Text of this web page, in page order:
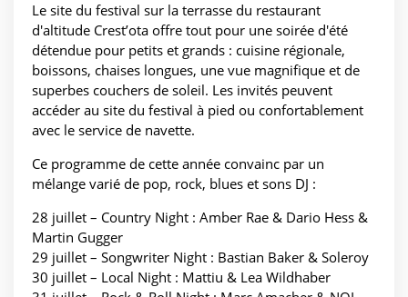
Le site du festival sur la terrasse du restaurant
d'altitude Crest’ota offre tout pour une soirée d'été
détendue pour petits et grands : cuisine régionale,
boissons, chaises longues, une vue magnifique et de
superbes couchers de soleil. Les invités peuvent
accéder au site du festival à pied ou confortablement
avec le service de navette.
Ce programme de cette année convainc par un
mélange varié de pop, rock, blues et sons DJ :
28 juillet – Country Night : Amber Rae & Dario Hess &
Martin Gugger
29 juillet – Songwriter Night : Bastian Baker & Soleroy
30 juillet – Local Night : Mattiu & Lea Wildhaber